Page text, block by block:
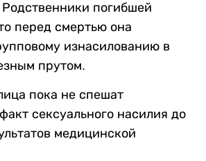
погибшей
перед смертью она
изнасилованию в
прутом.
пока не спешат
сексуального насилия до
медицинской